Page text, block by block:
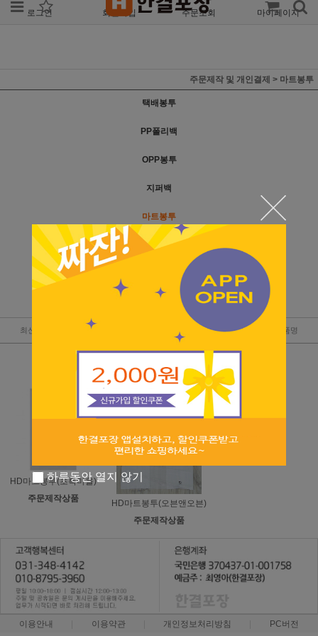
로그인 회원가입 주문조회 마이페이지
주문제작 및 개인결제 > 마트봉투
택배봉투
PP폴리백
OPP봉투
지퍼백
마트봉투
비닐쇼핑백
최신순 낮은가격 판매순위 상품명
HD마트봉투(초록마을)
주문제작상품
HD마트봉투(오븐앤오븐)
주문제작상품
이용안내 이용약관 개인정보처리방침 PC버전
하루동안 열지 않기